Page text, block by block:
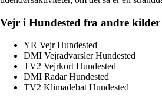
Vejr i Hundested fra andre kilder
YR Vejr Hundested
DMI Vejradvarsler Hundested
TV2 Vejrkort Hundested
DMI Radar Hundested
TV2 Klimadebat Hundested